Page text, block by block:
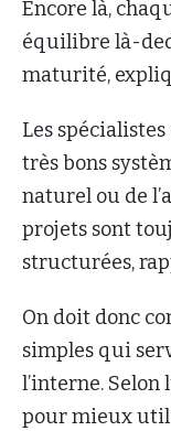
Encore là,
équilibre là-
maturité,
Les
très bons
naturel ou de
projets sont
structurées,
On doit donc
simples qui
l’interne.
pour mieux